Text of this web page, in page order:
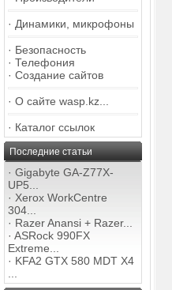
· Динамики, микрофоны
· Безопасность
· Телефония
· Создание сайтов
· О сайте wasp.kz...
· Каталог ссылок
Последние статьи
· Gigabyte GA-Z77X-
UP5...
· Xerox WorkCentre
304...
· Razer Anansi + Razer...
· ASRock 990FX
Extreme...
· KFA2 GTX 580 MDT X4